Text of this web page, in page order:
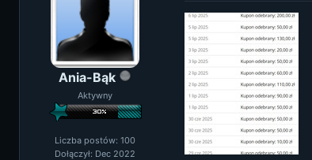
Ania-Bąk
Aktywny
Liczba postów: 100
Dołączył: Dec 2022